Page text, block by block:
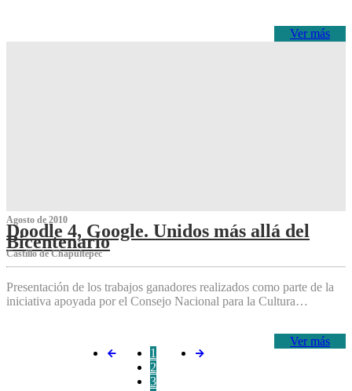
Ver más
Agosto de 2010
Doodle 4, Google. Unidos más allá del
Bicentenario
Castillo de Chapultepec
Presentación de los trabajos ganadores realizados como parte de la
iniciativa apoyada por el Consejo Nacional para la Cultura…
Ver más
1
2
3